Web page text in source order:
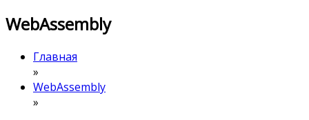
WebAssembly
Главная
»
WebAssembly
»